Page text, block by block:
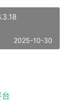
2025-10-30